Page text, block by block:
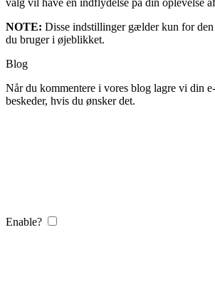
valg vil have en indflydelse på din oplevelse
NOTE: Disse indstillinger gælder kun for den
du bruger i øjeblikket.
Blog
Når du kommentere i vores blog lagre vi din
beskeder, hvis du ønsker det.
Enable?